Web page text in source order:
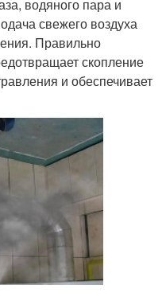
водяного пара и
свежего воздуха
Правильно
скопление
и обеспечивает